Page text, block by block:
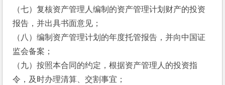
（七）复核资产管理人编制的资产管理计划财产的投资
报告，并出具书面意见；
（八）编制资产管理计划的年度托管报告，并向中国证
监会备案；
（九）按照本合同的约定，根据资产管理人的投资指
令，及时办理清算、交割事宜；